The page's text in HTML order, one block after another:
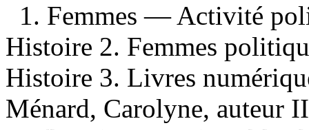
1. Femmes — Activité
Histoire 2. Femmes
Histoire 3. Livres
Ménard, Carolyne, auteur